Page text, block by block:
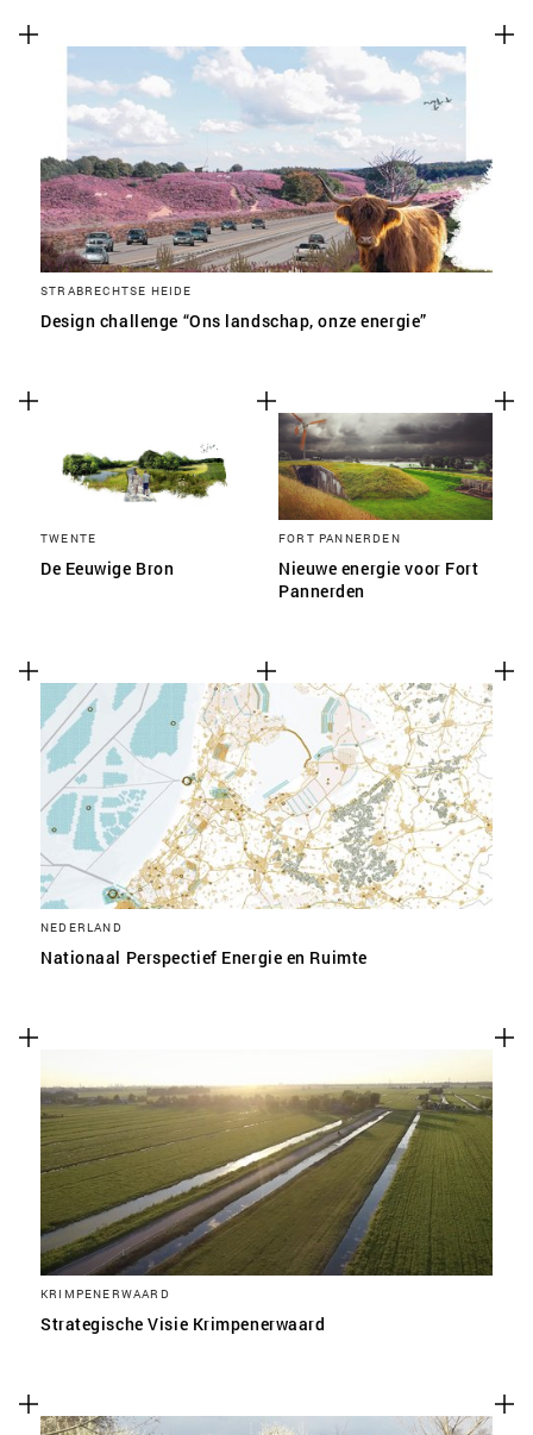
STRABRECHTSE HEIDE
Design challenge “Ons landschap, onze energie”
TWENTE
De Eeuwige Bron
FORT PANNERDEN
Nieuwe energie voor Fort
Pannerden
NEDERLAND
Nationaal Perspectief Energie en Ruimte
KRIMPENERWAARD
Strategische Visie Krimpenerwaard
SLA VOORKEUREN OP